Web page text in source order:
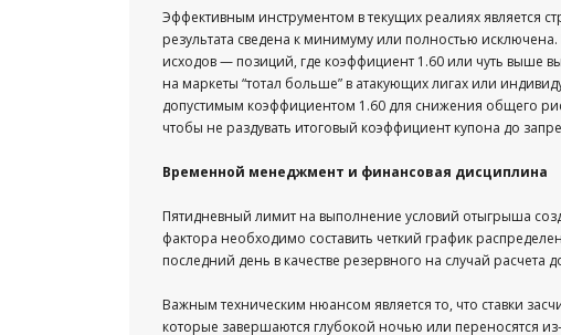
Эффективным инструментом в текущих реалиях является
результата сведена к минимуму или полностью
исходов — позиций, где коэффициент 1.60 или чуть выше
на маркеты “тотал больше” в атакующих лигах или
допустимым коэффициентом 1.60 для снижения общего
чтобы не раздувать итоговый коэффициент купона до
Временной менеджмент и финансовая дисциплина
Пятидневный лимит на выполнение условий отыгрыша
фактора необходимо составить четкий график
последний день в качестве резервного на случай расчета
Важным техническим нюансом является то, что ставки
которые завершаются глубокой ночью или переносятся